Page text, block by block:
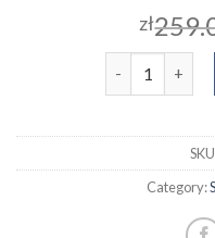
zł
Category: